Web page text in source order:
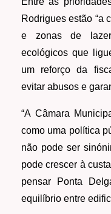
Rodrigues estão “a
e zonas de
ecológicos que
um reforço da
evitar abusos e
“A Câmara
como uma política
não pode ser
pode crescer à
pensar Ponta
equilíbrio entre